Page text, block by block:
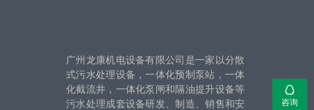
广州龙康机电设备有限公司是一家以分散
式污水处理设备，一体化预制泵站，一体
化截流井，一体化泵闸和隔油提升设备等
污水处理成套设备研发、制造、销售和安
咨询